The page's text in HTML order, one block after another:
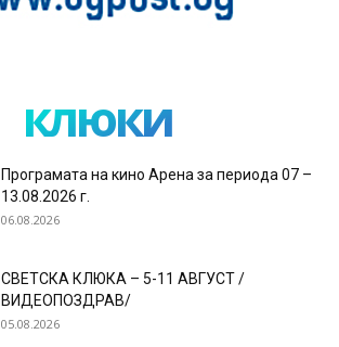
клюки
Програмата на кино Арена за периода 07 –
13.08.2026 г.
06.08.2026
СВЕТСКА КЛЮКА – 5-11 АВГУСТ /
ВИДЕОПОЗДРАВ/
05.08.2026